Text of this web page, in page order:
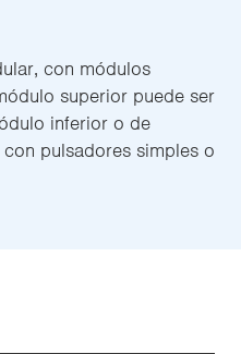
con módulos
superior puede ser
inferior o de
pulsadores simples o